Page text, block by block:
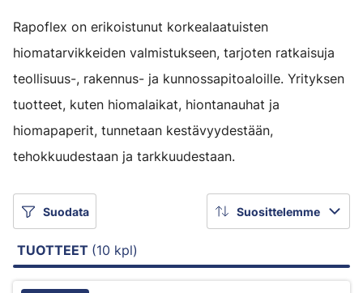
Rapoflex on erikoistunut korkealaatuisten
hiomatarvikkeiden valmistukseen, tarjoten ratkaisuja
teollisuus-, rakennus- ja kunnossapitoaloille. Yrityksen
tuotteet, kuten hiomalaikat, hiontanauhat ja
hiomapaperit, tunnetaan kestävyydestään,
tehokkuudestaan ja tarkkuudestaan.
Suodata Suosittelemme
TUOTTEET (10 kpl)